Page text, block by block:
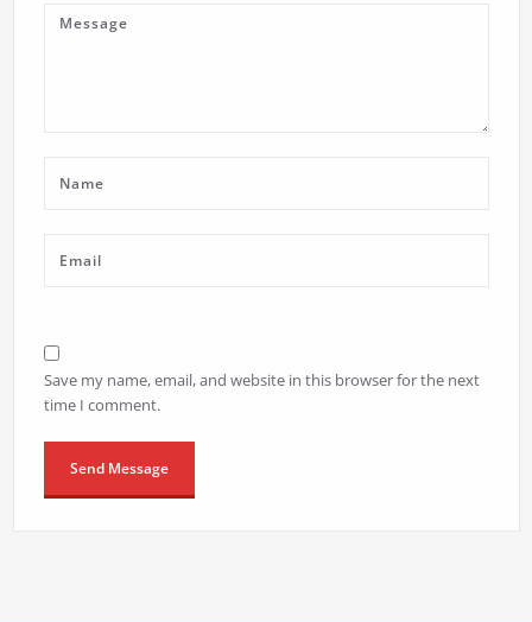
Save my name, email, and website in this browser for the next
time I comment.